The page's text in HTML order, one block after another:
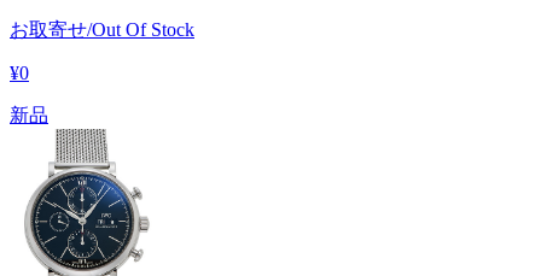
お取寄せ/Out Of Stock
¥0
新品